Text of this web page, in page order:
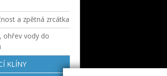
a zpětná zrcátka
ohřev vody do
KLÍNY